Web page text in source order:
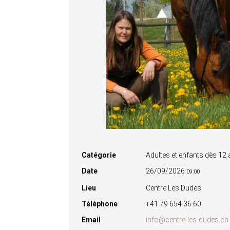
Catégorie
Adultes et enfants dès 12
Date
26/09/2026 09:00
Lieu
Centre Les Dudes
Téléphone
+41 79 654 36 60
Email
info@centre-les-dudes.ch